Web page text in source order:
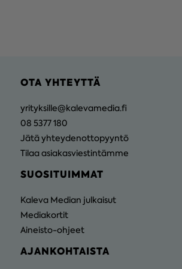
OTA YHTEYTTÄ
yrityksille@kalevamedia.fi
08 5377 180
Jätä yhteydenottopyyntö
Tilaa asiakasviestintämme
SUOSITUIMMAT
Kaleva Median julkaisut
Mediakortit
Aineisto-ohjeet
AJANKOHTAISTA